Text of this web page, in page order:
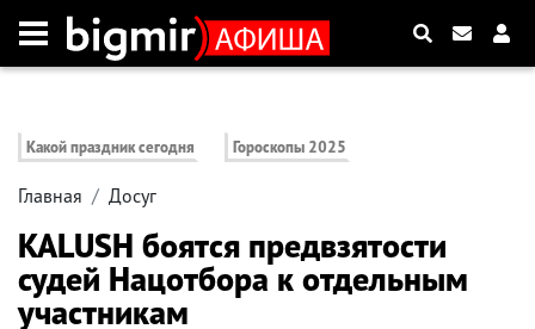
Какой праздник сегодня Гороскопы 2025
Главная Досуг
KALUSH боятся предвзятости
судей Нацотбора к отдельным
участникам